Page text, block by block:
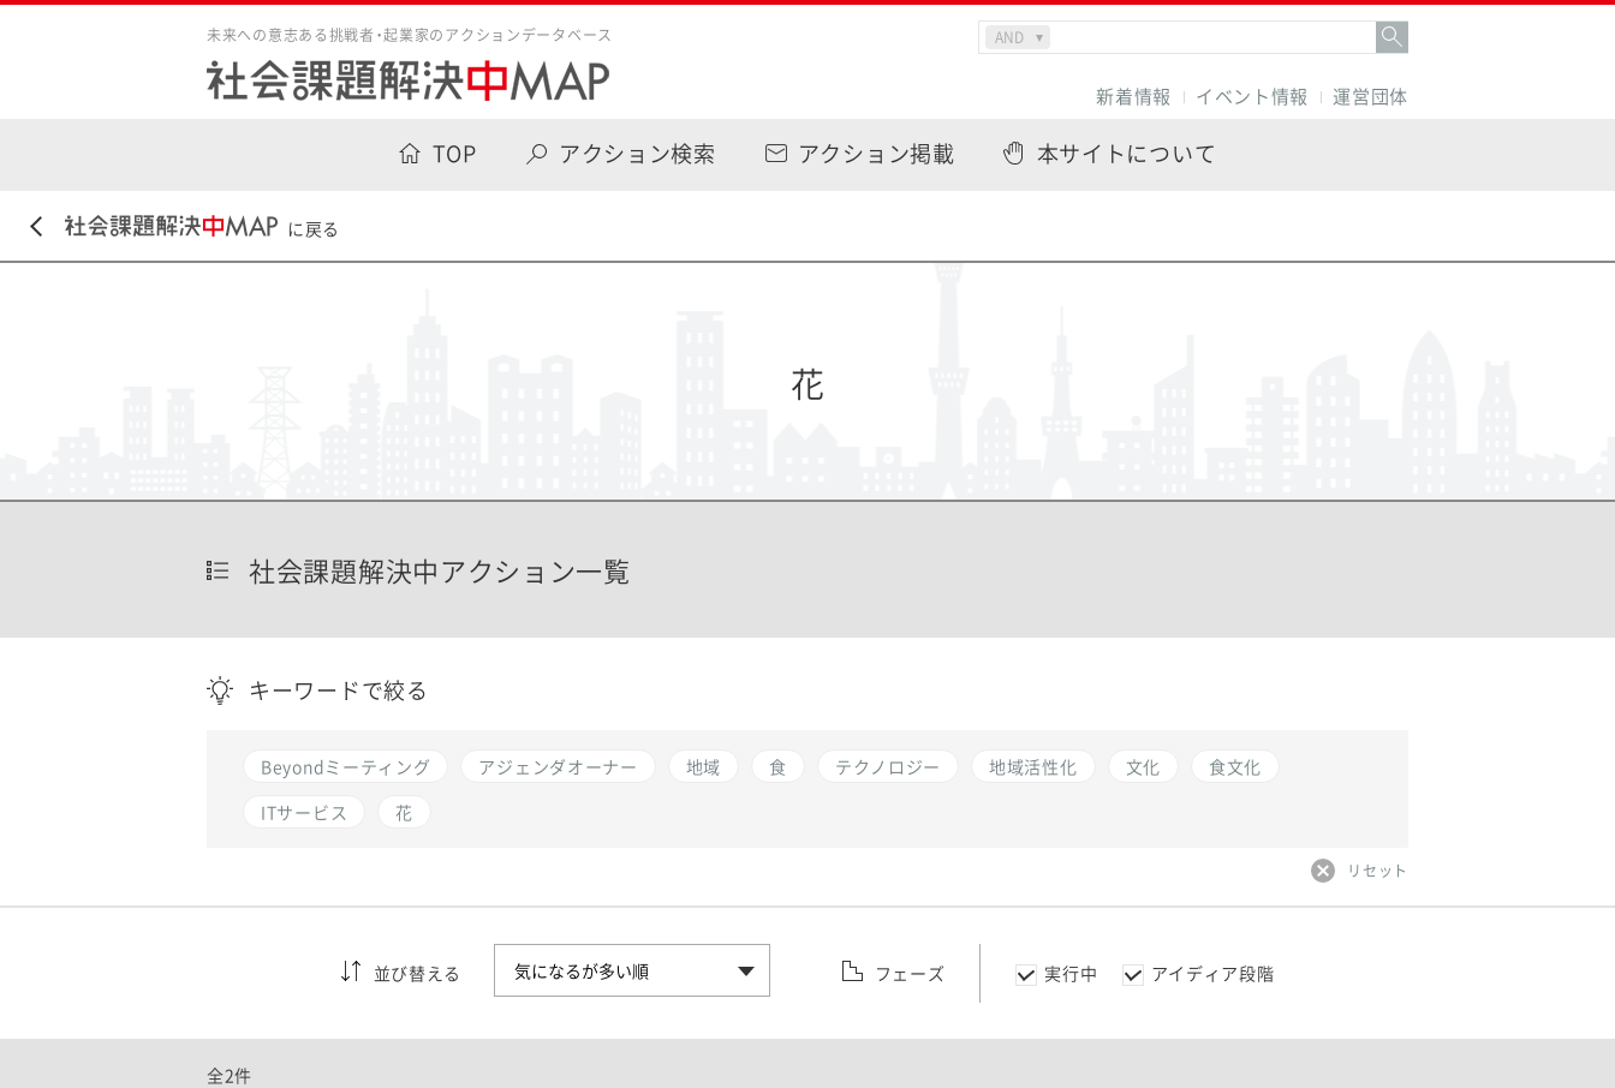
未来への意志ある挑戦者・起業家のアクションデータベース
新着情報 イベント情報 運営団体
TOP アクション検索 アクション掲載 本サイトについて
に戻る
花
社会課題解決中アクション一覧
キーワードで絞る
Beyondミーティング アジェンダオーナー 地域 食 テクノロジー 地域活性化 文化
食文化
ITサービス
花
リセット
並び替える フェーズ 実行中 アイディア段階
全2件